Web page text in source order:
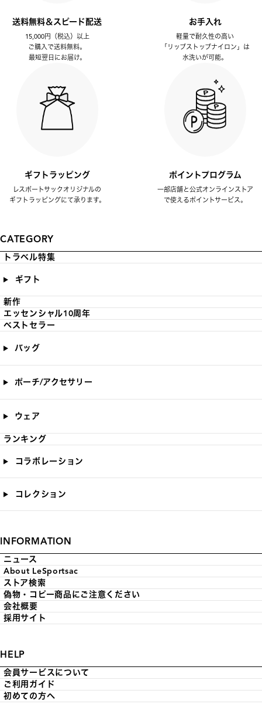
送料無料＆スピード配送
15,000円（税込）以上
ご購入で送料無料。
最短翌日にお届け。
お手入れ
軽量で耐久性の高い
「リップストップナイロン」は
水洗いが可能。
ギフトラッピング
レスポートサックオリジナルの
ギフトラッピングにて承ります。
ポイントプログラム
一部店舗と公式オンラインストア
で使えるポイントサービス。
CATEGORY
トラベル特集
ギフト
新作
エッセンシャル10周年
ベストセラー
バッグ
ポーチ/アクセサリー
ウェア
ランキング
コラボレーション
コレクション
INFORMATION
ニュース
About LeSportsac
ストア検索
偽物・コピー商品にご注意ください
会社概要
採用サイト
HELP
会員サービスについて
ご利用ガイド
初めての方へ